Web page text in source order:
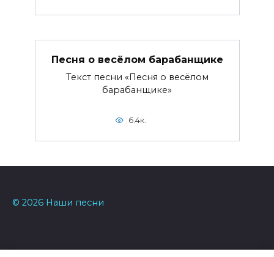
Песня о весёлом барабанщике
Текст песни «Песня о весёлом
барабанщике»
6.4к.
© 2026 Наши песни